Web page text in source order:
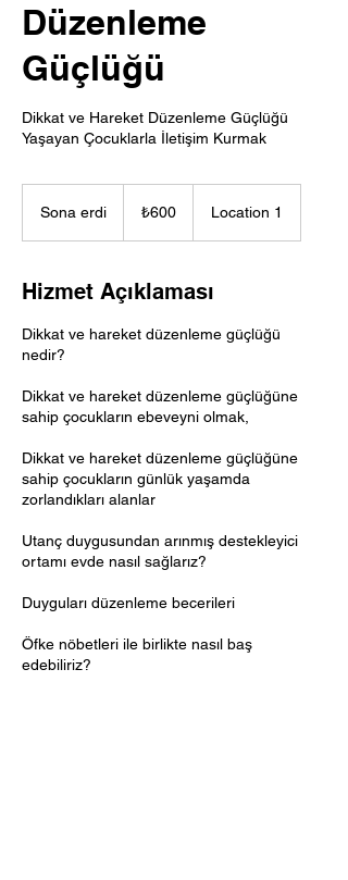
Düzenleme
Güçlüğü
Dikkat ve Hareket Düzenleme Güçlüğü
Yaşayan Çocuklarla İletişim Kurmak
Sona erdi
e
d
Türk
lirası₺600 Location 1
Hizmet Açıklaması
Dikkat ve hareket düzenleme güçlüğü
nedir?
Dikkat ve hareket düzenleme güçlüğüne
sahip çocukların ebeveyni olmak,
Dikkat ve hareket düzenleme güçlüğüne
sahip çocukların günlük yaşamda
zorlandıkları alanlar
Utanç duygusundan arınmış destekleyici
ortamı evde nasıl sağlarız?
Duyguları düzenleme becerileri
Öfke nöbetleri ile birlikte nasıl baş
edebiliriz?